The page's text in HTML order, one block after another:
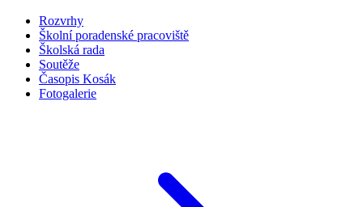
Rozvrhy
Školní poradenské pracoviště
Školská rada
Soutěže
Časopis Kosák
Fotogalerie